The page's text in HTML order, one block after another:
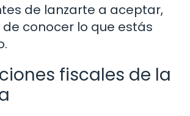
de lanzarte a aceptar,
conocer lo que estás
fiscales de la